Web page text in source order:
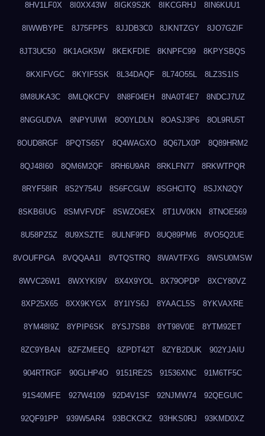
8HV1LF0X 8I0XX43W 8IGK9S2K 8IKCGRHJ 8IN6KUU1
8IWWBYPE 8J75FPFS 8JJDB3C0 8JKNTZGY 8JO7GZIF
8JT3UC50 8K1AGK5W 8KEKFDIE 8KNPFC99 8KPYSBQS
8KXIFVGC 8KYIF5SK 8L34DAQF 8L74O55L 8LZ3S1IS
8M8UKA3C 8MLQKCFV 8N8F04EH 8NA0T4E7 8NDCJ7UZ
8NGGUDVA 8NPYUIWI 8O0YLDLN 8OASJ3P6 8OL9RU5T
8OUD8RGF 8PQTS65Y 8Q4WAGXO 8Q67LX0P 8Q89HRM2
8QJ48I60 8QM6M2QF 8RH6U9AR 8RKLFN77 8RKWTPQR
8RYF58IR 8S2Y754U 8S6FCGLW 8SGHCITQ 8SJXN2QY
8SKB6IUG 8SMVFVDF 8SWZO6EX 8T1UV0KN 8TNOE569
8U58PZ5Z 8U9XSZTE 8ULNF9FD 8UQ89PM6 8VO5Q2UE
8VOUFPGA 8VQQAA1I 8VTQSTRQ 8WAVTFXG 8WSU0MSW
8WVC26W1 8WXYKI9V 8X4X9YOL 8X79OPDP 8XCY80VZ
8XP25X65 8XX9KYGX 8Y1IYS6J 8YAACL5S 8YKVAXRE
8YM48I9Z 8YPIP6SK 8YSJ7SB8 8YT98V0E 8YTM92ET
8ZC9YBAN 8ZFZMEEQ 8ZPDT42T 8ZYB2DUK 902YJAIU
904RTRGF 90GLHP4O 9151RE2S 91536XNC 91M6TF5C
91S40MFE 927W4109 92D4V1SF 92NJMW74 92QEGUIC
92QF91PP 939W5AR4 93BCKCKZ 93HKS0RJ 93KMD0XZ